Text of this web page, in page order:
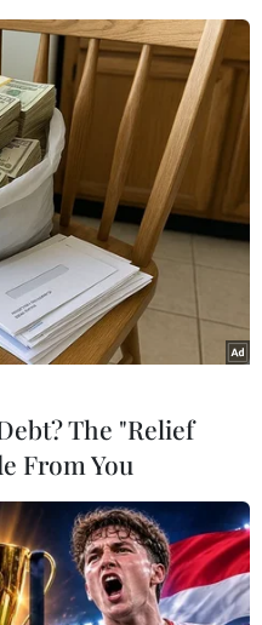
#Hòa bình
The "Relief
From You